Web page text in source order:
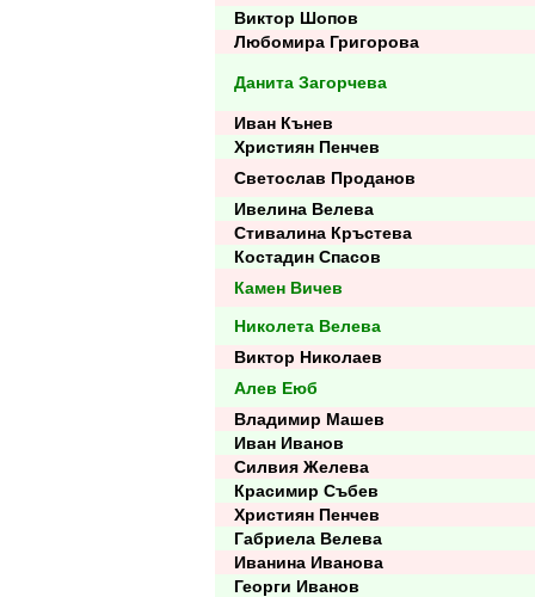
Виктор Шопов
Любомира Григорова
Данита Загорчева
Иван Кънев
Християн Пенчев
Светослав Проданов
Ивелина Велева
Стивалина Кръстева
Костадин Спасов
Камен Вичев
Николета Велева
Виктор Николаев
Алев Еюб
Владимир Машев
Иван Иванов
Силвия Желева
Красимир Събев
Християн Пенчев
Габриела Велева
Иванина Иванова
Георги Иванов